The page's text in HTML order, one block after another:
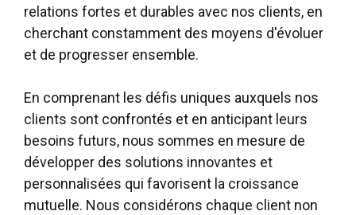
relations fortes et durables avec nos clients, en
cherchant constamment des moyens d'évoluer
et de progresser ensemble.
En comprenant les défis uniques auxquels nos
clients sont confrontés et en anticipant leurs
besoins futurs, nous sommes en mesure de
développer des solutions innovantes et
personnalisées qui favorisent la croissance
mutuelle. Nous considérons chaque client non